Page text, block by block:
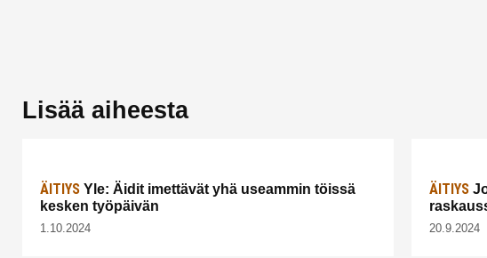
Lisää aiheesta
ÄITIYS Yle: Äidit imettävät yhä useammin töissä
kesken työpäivän
1.10.2024
ÄITIYS
20.9.2024